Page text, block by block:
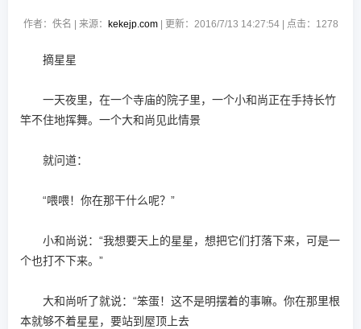
作者：佚名 | 来源： kekejp.com| 更新：2016/7/13 14:27:54 | 点击： 1278
摘星星
一天夜里，在一个寺庙的院子里，一个小和尚正在手持长竹
竿不住地挥舞。一个大和尚见此情景
就问道：
“喂喂！你在那干什么呢？”
小和尚说：“我想要天上的星星，想把它们打落下来，可是一
个也打不下来。”
大和尚听了就说：“笨蛋！这不是明摆着的事嘛。你在那里根
本就够不着星星，要站到屋顶上去